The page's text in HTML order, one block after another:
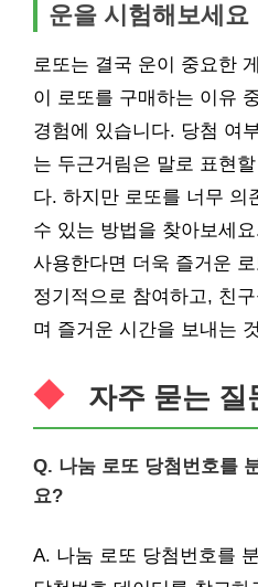
운을 시험해보세요
로또는 결국 운이 중요한
이 로또를 구매하는 이유
경험에 있습니다. 당첨 여
는 두근거림은 말로 표현
다. 하지만 로또를 너무 의
수 있는 방법을 찾아보세
사용한다면 더욱 즐거운
정기적으로 참여하고, 친
며 즐거운 시간을 보내는
자주 묻는 질
Q. 나눔 로또 당첨번호를
요?
A. 나눔 로또 당첨번호를